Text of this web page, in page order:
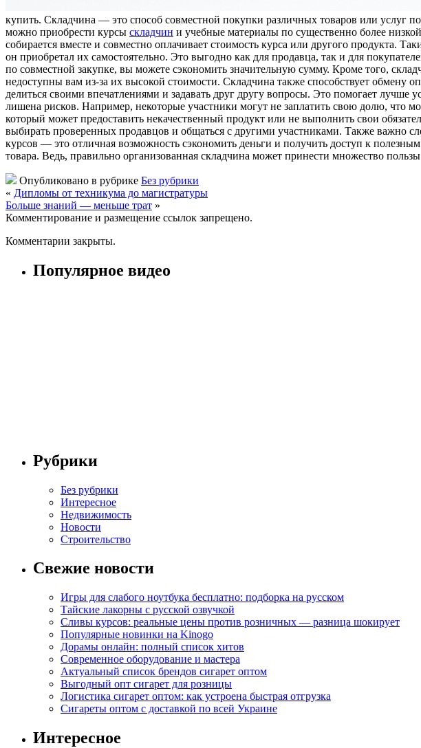
купить. Склaдчинa — этo способ совместной покупки различных товаров или услуг
можно приобрести курсы складчин и учебные материалы по существенно более
собирается вместе и совместно оплачивает стоимость курса или другого продукта.
он приобретал их самостоятельно. Это выгодно как для продавца, так и для
по совместной закупке, вы можете сэкономить значительную сумму. Кроме того,
недоступны вам из-за их высокой стоимости. Складчина также способствует
делиться своими впечатлениями и задавать друг другу вопросы. Это помогает
лишена рисков. Например, некоторые участники могут не заплатить свою долю, что
который может предоставить некачественный продукт или не выполнить свои
выбирать проверенных продавцов и общаться с другими участниками. Также важно
курсов — это отличная возможность сэкономить деньги и получить доступ к
товара. Ведь, правильно организованная складчина может принести множество
Опубликовано в рубрике Без рубрики
« Дипломы от техникума до магистратуры
Больше знаний — меньше трат »
Комментирование и размещение ссылок запрещено.
Комментарии закрыты.
Популярное видео
Рубрики
Без рубрики
Интересное
Недвижимость
Новости
Строительство
Свежие новости
Игры для слабого ноутбука бесплатно: подборка на русском
Тайские лакорны с русской озвучкой
Сливы курсов: реальные цены против розничных — разница шокирует
Популярные новинки на Kinogo
Дорамы онлайн: полный список хитов
Современное оборудование и мастера
Актуальный список брендов сигарет оптом
Выгодный опт сигарет для розницы
Логистика сигарет оптом: как устроена быстрая отгрузка
Сигареты оптом с доставкой по всей Украине
Интересное